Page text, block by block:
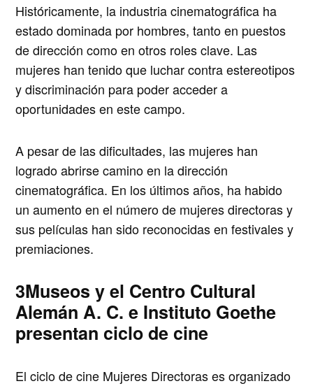
Históricamente, la industria cinematográfica ha
estado dominada por hombres, tanto en puestos
de dirección como en otros roles clave. Las
mujeres han tenido que luchar contra estereotipos
y discriminación para poder acceder a
oportunidades en este campo.
A pesar de las dificultades, las mujeres han
logrado abrirse camino en la dirección
cinematográfica. En los últimos años, ha habido
un aumento en el número de mujeres directoras y
sus películas han sido reconocidas en festivales y
premiaciones.
3Museos y el Centro Cultural
Alemán A. C. e Instituto Goethe
presentan ciclo de cine
El ciclo de cine Mujeres Directoras es organizado